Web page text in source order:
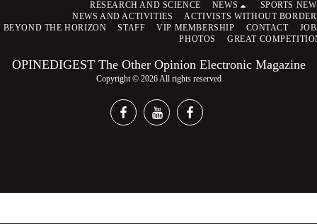
OPINEDIGEST The Other Opinion Electronic Magazine
Copyright © 2026 All rights reserved
RESEARCH AND SCIENCE
NEWS
SPORTS
NEWS AND ACTIVITIES
ACTIVISTS WITHOUT
BEYOND THE HORIZON
STAFF VIP MEMBERSHIP CONTACT
PHOTOS
GREAT